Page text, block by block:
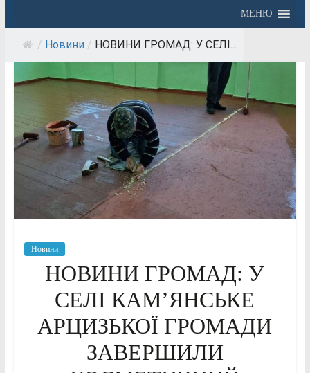
МЕНЮ
/ Новини / НОВИНИ ГРОМАД: У СЕЛІ...
Новини
НОВИНИ ГРОМАД: У
СЕЛІ КАМ’ЯНСЬКЕ
АРЦИЗЬКОЇ ГРОМАДИ
ЗАВЕРШИЛИ